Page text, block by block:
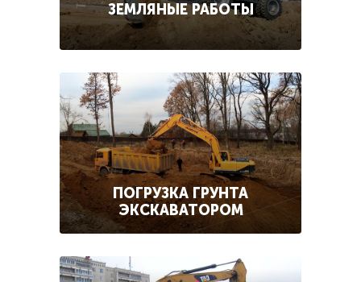
ЗЕМЛЯНЫЕ РАБОТЫ
ПОГРУЗКА ГРУНТА
ЭКСКАВАТОРОМ